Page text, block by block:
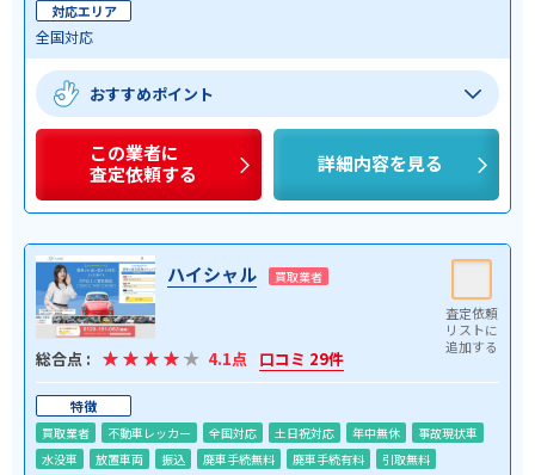
対応エリア
全国対応
おすすめポイント
この業者に
査定依頼する
詳細内容を見る
ハイシャル 買取業者
総合点 : 4.1点 口コミ 29件
特徴
買取業者 不動車レッカー 全国対応 土日祝対応 年中無休
事故現状車
水没車
放置車両 振込 廃車手続無料 廃車手続有料
引取無料